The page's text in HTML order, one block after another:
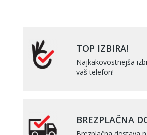
TOP IZBIRA!
Najkakovostnejša
vaš telefon!
BREZPLAČNA